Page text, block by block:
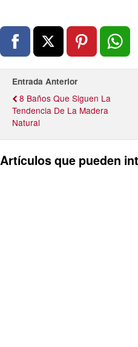
Entrada Anterior
8 Baños Que Siguen La
Tendencia De La Madera
Natural
Artículos que pueden